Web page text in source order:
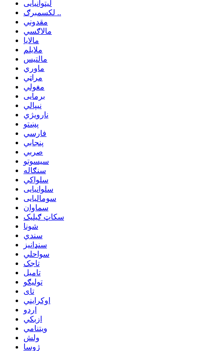
لیتوانیایی
لکسمبرګ ..
مقدوني
مالاګسي
مالایا
ملایلم
مالتیس
ماوري
مراټي
مغولي
برمایی
نیپالي
نارویژي
پښتو
فارسي
پنجابي
صربي
سیسوتو
سنګاله
سلواکي
سلوانیایی
سومالیایی
سماوان
سکاټ ګیلیک
شونا
سندي
سنډانیز
سواحلي
تاجک
تامیل
تولیګو
تای
اوکرایني
اردو
ازبکي
ویتنامي
ولش
ژوسا